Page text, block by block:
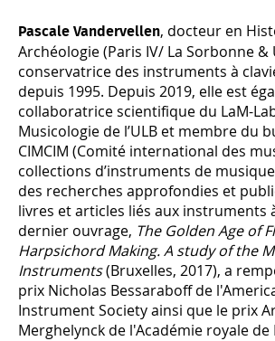
Pascale Vandervellen, docteur en
Archéologie (Paris IV/ La Sorbonne &
conservatrice des instruments à
depuis 1995. Depuis 2019, elle est
collaboratrice scientifique du LaM-
Musicologie de l’ULB et membre du
CIMCIM (Comité international des
collections d’instruments de
des recherches approfondies et
livres et articles liés aux instruments
dernier ouvrage, The Golden Age of
Harpsichord Making.A study of the
Instruments(Bruxelles, 2017), a
prix Nicholas Bessaraboff de
Instrument Society ainsi que le prix
Merghelynck de l'Académie royale de